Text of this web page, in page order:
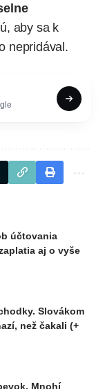
aby sa k
nepridával.
účtovania
aj o vyše
Slovákom
než čakali (+
Mnohí